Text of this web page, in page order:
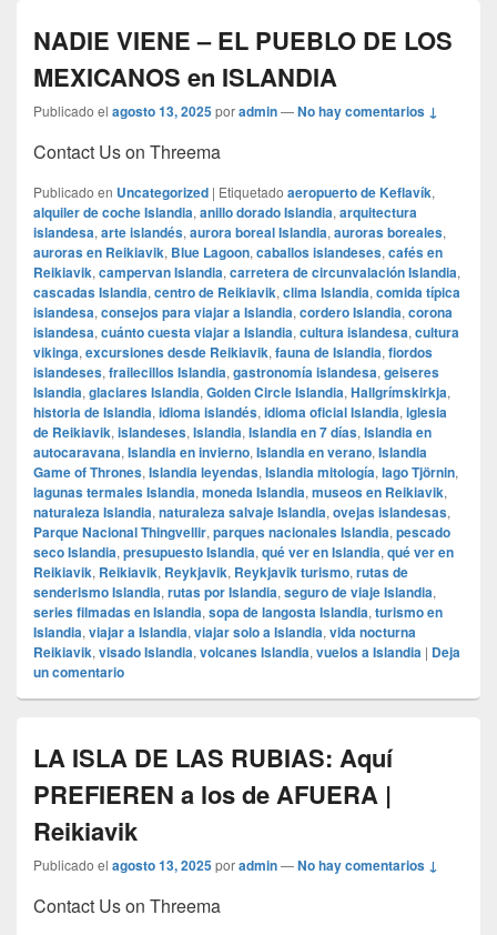
NADIE VIENE – EL PUEBLO DE LOS
MEXICANOS en ISLANDIA
Publicado el agosto 13, 2025poradmin—No hay comentarios ↓
Contact Us on Threema
Publicado en Uncategorized | Etiquetado aeropuerto de Keflavík,
alquiler de coche Islandia, anillo dorado Islandia, arquitectura
islandesa, arte islandés, aurora boreal Islandia, auroras boreales,
auroras en Reikiavik, Blue Lagoon, caballos islandeses, cafés en
Reikiavik, campervan Islandia, carretera de circunvalación Islandia,
cascadas Islandia, centro de Reikiavik, clima Islandia, comida típica
islandesa, consejos para viajar a Islandia, cordero Islandia, corona
islandesa, cuánto cuesta viajar a Islandia, cultura islandesa, cultura
vikinga, excursiones desde Reikiavik, fauna de Islandia, fiordos
islandeses, frailecillos Islandia, gastronomía islandesa, geiseres
Islandia, glaciares Islandia, Golden Circle Islandia, Hallgrímskirkja,
historia de Islandia, idioma islandés, idioma oficial Islandia, iglesia
de Reikiavik, islandeses, Islandia, Islandia en 7 días, Islandia en
autocaravana, Islandia en invierno, Islandia en verano, Islandia
Game of Thrones, Islandia leyendas, Islandia mitología, lago Tjörnin,
lagunas termales Islandia, moneda Islandia, museos en Reikiavik,
naturaleza Islandia, naturaleza salvaje Islandia, ovejas islandesas,
Parque Nacional Thingvellir, parques nacionales Islandia, pescado
seco Islandia, presupuesto Islandia, qué ver en Islandia, qué ver en
Reikiavik, Reikiavik, Reykjavik, Reykjavik turismo, rutas de
senderismo Islandia, rutas por Islandia, seguro de viaje Islandia,
series filmadas en Islandia, sopa de langosta Islandia, turismo en
Islandia, viajar a Islandia, viajar solo a Islandia, vida nocturna
Reikiavik, visado Islandia, volcanes Islandia, vuelos a Islandia | Deja
un comentario
LA ISLA DE LAS RUBIAS: Aquí
PREFIEREN a los de AFUERA |
Reikiavik
Publicado el agosto 13, 2025poradmin—No hay comentarios ↓
Contact Us on Threema